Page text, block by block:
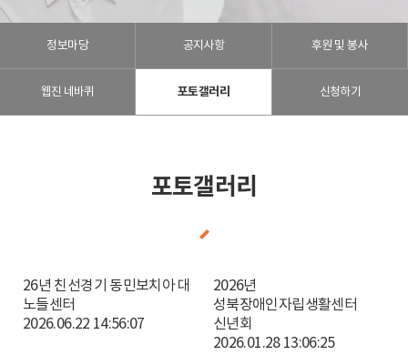
인
자
립
정보마당 공지사항 후원 및 봉사
웹진 네바퀴 포토갤러리 신청하기
포토갤러리
26년 친선경기 동민보치아 대
노들센터
2026.06.22 14:56:07
2026년
성북장애인자립생활센터
신년회
2026.01.28 13:06:25